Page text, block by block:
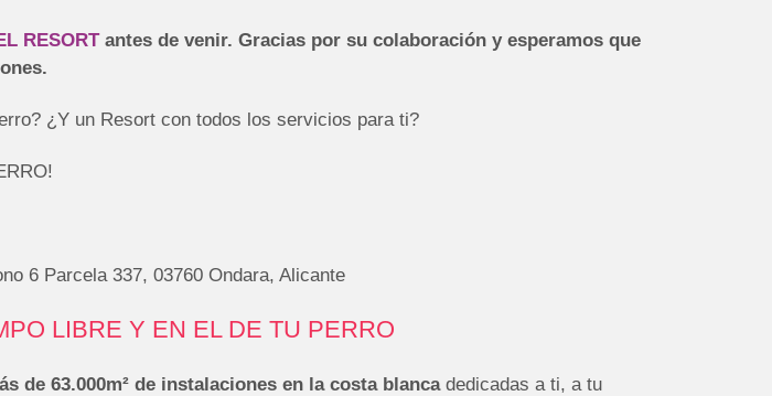
RESORTantes de venir. Gracias por su colaboración y esperamos que
¿Y un Resort con todos los servicios para ti?
6 Parcela 337, 03760 Ondara, Alicante
LIBRE Y EN EL DE TU PERRO
de 63.000m²de instalaciones en la costa blancadedicadas a ti, a tu